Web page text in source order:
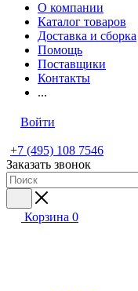
О компании
Каталог товаров
Доставка и сборка
Помощь
Поставщики
Контакты
...
Войти
+7 (495) 108 7546
Заказать звонок
Корзина 0